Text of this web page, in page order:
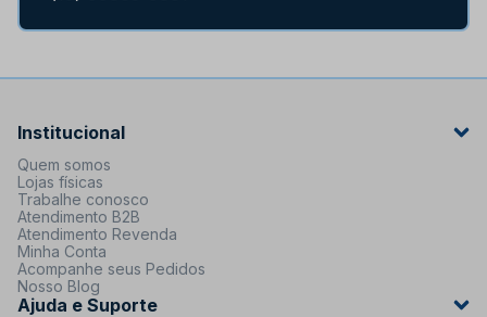
Institucional
Quem somos
Lojas físicas
Trabalhe conosco
Atendimento B2B
Atendimento Revenda
Minha Conta
Acompanhe seus Pedidos
Nosso Blog
Ajuda e Suporte